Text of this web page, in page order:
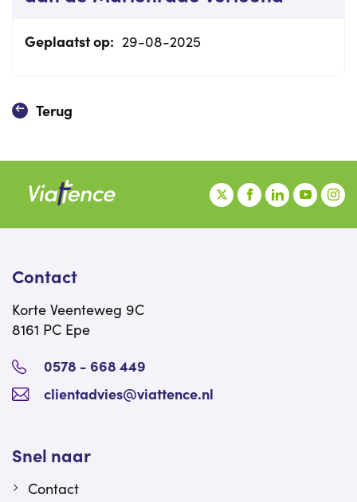
Geplaatst op: 29-08-2025
Terug
Contact
Korte Veenteweg 9C
8161 PC Epe
0578 - 668 449
clientadvies@viattence.nl
Snel naar
Contact